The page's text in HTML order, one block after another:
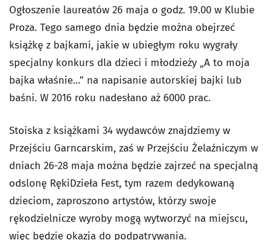
Ogłoszenie laureatów 26 maja o godz. 19.00 w Klubie
Proza. Tego samego dnia będzie można obejrzeć
książkę z bajkami, jakie w ubiegłym roku wygrały
specjalny konkurs dla dzieci i młodzieży „A to moja
bajka właśnie…” na napisanie autorskiej bajki lub
baśni. W 2016 roku nadesłano aż 6000 prac.
Stoiska z książkami 34 wydawców znajdziemy w
Przejściu Garncarskim, zaś w Przejściu Żelaźniczym w
dniach 26-28 maja można będzie zajrzeć na specjalną
odslonę RękiDzieła Fest, tym razem dedykowaną
dzieciom, zaproszono artystów, którzy swoje
rękodzielnicze wyroby mogą wytworzyć na miejscu,
więc będzie okazja do podpatrywania.